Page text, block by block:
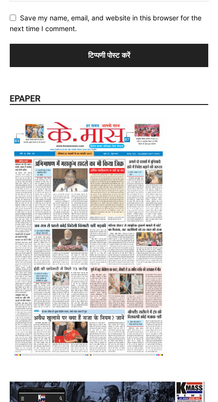
Save my name, email, and website in this browser for the
next time I comment.
EPAPER